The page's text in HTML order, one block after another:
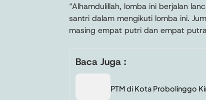
“Alhamdulillah, lomba ini berjalan
santri dalam mengikuti lomba ini.
masing empat putri dan empat
Baca Juga :
PTM di Kota Probolinggo